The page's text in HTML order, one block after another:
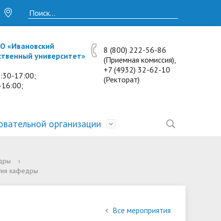
«Ивановский
университет»
17:00;
8 (800) 222-56-86
(Приемная комиссия),
+7 (4932) 32-62-10
(Ректорат)
Лекции по предметам
организации
образовательного процесса.
›
кафедры
Все мероприятия